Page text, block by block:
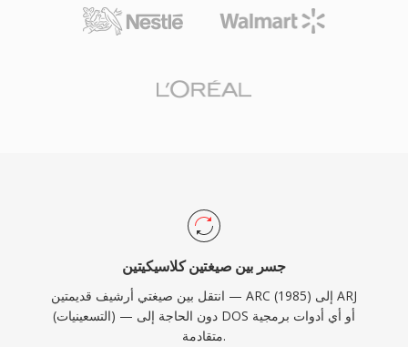
جسر بين صيغتين كلاسيكيتين
انتقل بين صيغتي أرشيف قديمتين — ARC (1985) إلى ARJ
(التسعينيات) — دون الحاجة إلى DOS أو أي أدوات برمجية
متقادمة.